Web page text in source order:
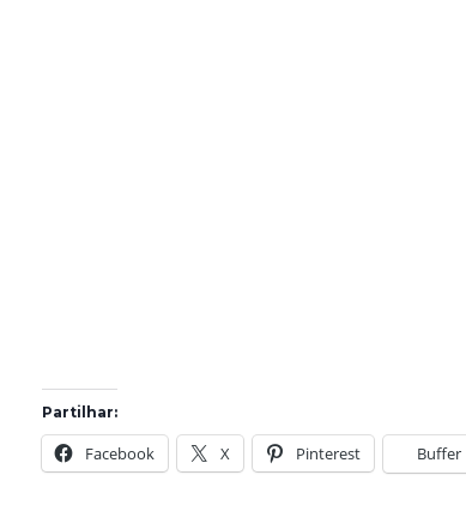
Partilhar:
Facebook X Pinterest Buffer